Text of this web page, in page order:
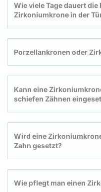
Wie viele Tage dauert
Zirkoniumkrone in der
Porzellankronen oder
Kann eine
schiefen Zähnen
Wird eine
Zahn gesetzt?
Wie pflegt man einen